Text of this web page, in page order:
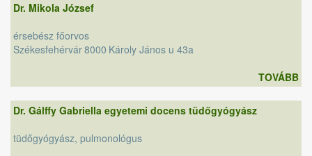
Dr. Mikola József
érsebész főorvos
Székesfehérvár8000 Károly János u 43a
TOVÁBB
Dr. Gálffy Gabriella egyetemi docens tüdőgyógyász
tüdőgyógyász, pulmonológus